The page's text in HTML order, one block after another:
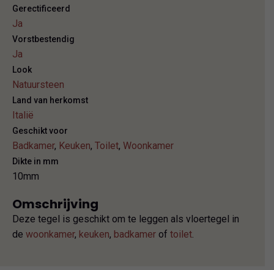
Gerectificeerd
Ja
Vorstbestendig
Ja
Look
Natuursteen
Land van herkomst
Italië
Geschikt voor
Badkamer, Keuken, Toilet, Woonkamer
Dikte in mm
10mm
Omschrijving
Deze tegel is geschikt om te leggen als vloertegel in
de woonkamer, keuken, badkamer of toilet